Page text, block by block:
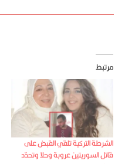
مرتبط
الشرطة التركية تلقي القبض على
قاتل السوريتين عروبة وحلا وتحدّد